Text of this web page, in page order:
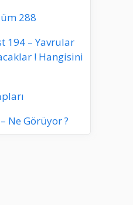
288
194 – Yavrular
! Hangisini
Ne Görüyor ?